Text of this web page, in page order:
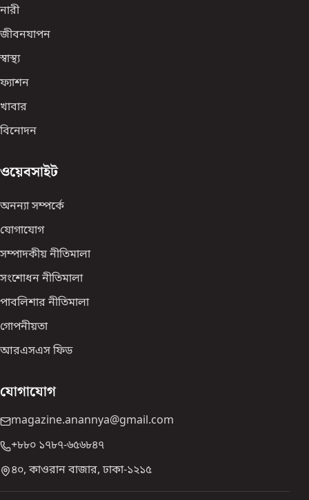
নারী
জীবনযাপন
স্বাস্থ্য
ফ্যাশন
খাবার
বিনোদন
ওয়েবসাইট
অনন্যা সম্পর্কে
যোগাযোগ
সম্পাদকীয় নীতিমালা
সংশোধন নীতিমালা
পাবলিশার নীতিমালা
গোপনীয়তা
আরএসএস ফিড
যোগাযোগ
magazine.anannya@gmail.com
+৮৮০ ১৭৮৭-৬৫৬৮৪৭
৪০, কাওরান বাজার, ঢাকা-১২১৫